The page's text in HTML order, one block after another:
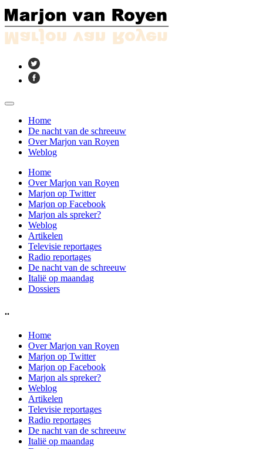
Home
De nacht van de schreeuw
Over Marjon van Royen
Weblog
Home
Over Marjon van Royen
Marjon op Twitter
Marjon op Facebook
Marjon als spreker?
Weblog
Artikelen
Televisie reportages
Radio reportages
De nacht van de schreeuw
Italië op maandag
Dossiers
..
Home
Over Marjon van Royen
Marjon op Twitter
Marjon op Facebook
Marjon als spreker?
Weblog
Artikelen
Televisie reportages
Radio reportages
De nacht van de schreeuw
Italië op maandag